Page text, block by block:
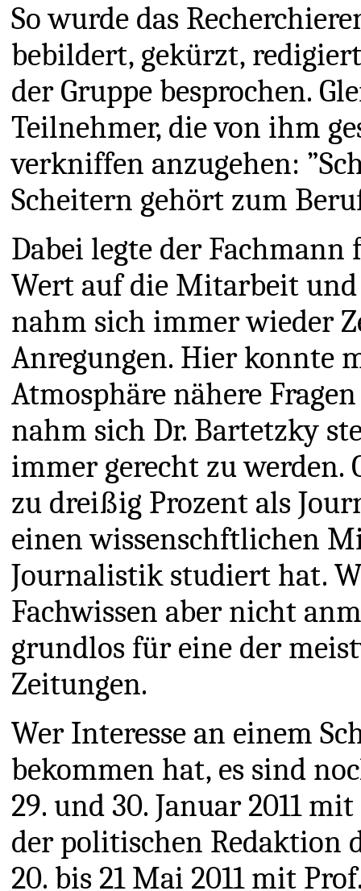
So wurde das
bebildert, gekürzt,
der Gruppe besprochen.
Teilnehmer, die von ihm
verkniffen anzugehen:
Scheitern gehört zum
Dabei legte der
Wert auf die Mitarbeit
nahm sich immer wieder
Anregungen. Hier konnte
Atmosphäre nähere
nahm sich Dr. Bartetzky
immer gerecht zu werden.
zu dreißig Prozent als
einen wissenschftlichen
Journalistik studiert hat.
Fachwissen aber nicht
grundlos für eine der
Zeitungen.
Wer Interesse an einem
bekommen hat, es sind
29. und 30. Januar 2011
der politischen Redaktion
20. bis 21 Mai 2011 mit